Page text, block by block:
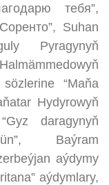
тебя”,
Suhan
Pyragynyň
“Maňa
Hydyrowyň
daragynyň
Baýram
aýdymy
aýdymlary,